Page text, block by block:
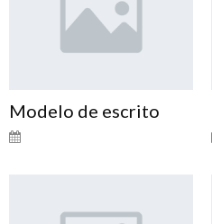
Modelo de escrito